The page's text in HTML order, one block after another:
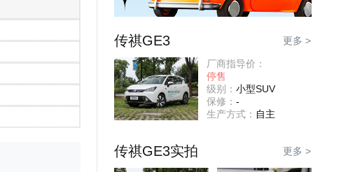
传祺GE3 更多 >
厂商指导价：
停售
级别： 小型SUV
保修： -
生产方式： 自主
传祺GE3实拍 更多 >